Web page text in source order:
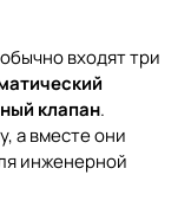
входят три
клапан.
а вместе они
инженерной